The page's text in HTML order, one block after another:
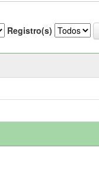
Registro(s)